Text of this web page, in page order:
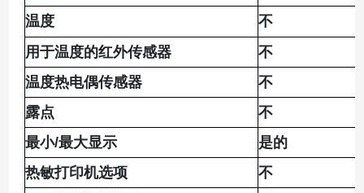
温度
不
用于温度的红外传感器
不
温度热电偶传感器
不
露点
不
最小/最大显示
是的
热敏打印机选项
不